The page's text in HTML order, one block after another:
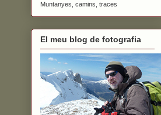
Muntanyes, camins, traces
El meu blog de fotografia